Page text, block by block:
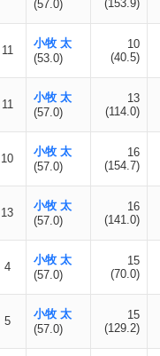
(57.0) (153.9)
11
小牧 太
(53.0)
10
(40.5)
11
小牧 太
(57.0)
13
(114.0)
10
小牧 太
(57.0)
16
(154.7)
13
小牧 太
(57.0)
16
(141.0)
4
小牧 太
(57.0)
15
(70.0)
5
小牧 太
(57.0)
15
(129.2)